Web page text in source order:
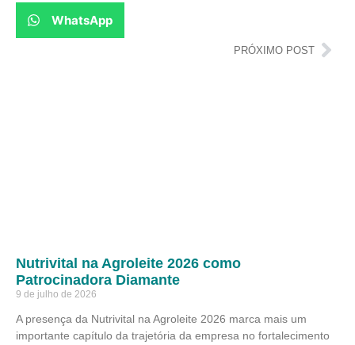
WhatsApp
PRÓXIMO POST
Nutrivital na Agroleite 2026 como
Patrocinadora Diamante
9 de julho de 2026
A presença da Nutrivital na Agroleite 2026 marca mais um
importante capítulo da trajetória da empresa no fortalecimento